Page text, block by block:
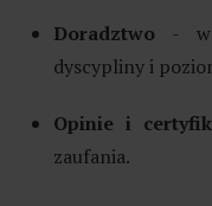
Doradztwo -
dyscypliny i
Opinie i
zaufania.